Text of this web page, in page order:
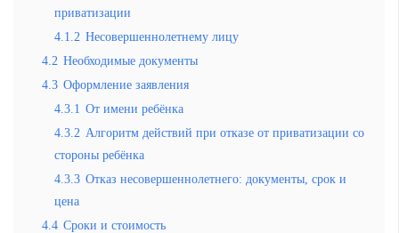
приватизации
4.1.2 Несовершеннолетнему лицу
4.2 Необходимые документы
4.3 Оформление заявления
4.3.1 От имени ребёнка
4.3.2 Алгоритм действий при отказе от приватизации со
стороны ребёнка
4.3.3 Отказ несовершеннолетнего: документы, срок и
цена
4.4 Сроки и стоимость